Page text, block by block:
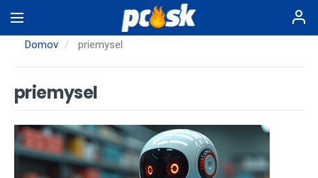
na
hlavnýDomov priemysel
priemysel